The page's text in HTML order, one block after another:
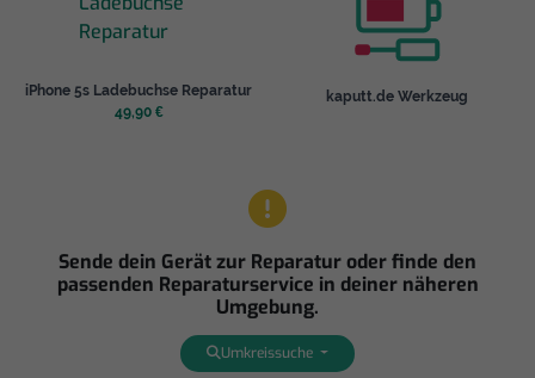
Selbst reparieren
Reparieren lassen
iPhone 5s Ladebuchse Reparatur
49,90 €
kaputt.de Werkzeug
Sende dein Gerät zur Reparatur oder finde den
passenden Reparaturservice in deiner näheren
Umgebung.
Umkreissuche